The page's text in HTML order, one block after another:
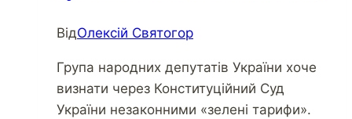
ВідОлексій Святогор
Група народних депутатів України хоче
визнати через Конституційний Суд
України незаконними «зелені тарифи».